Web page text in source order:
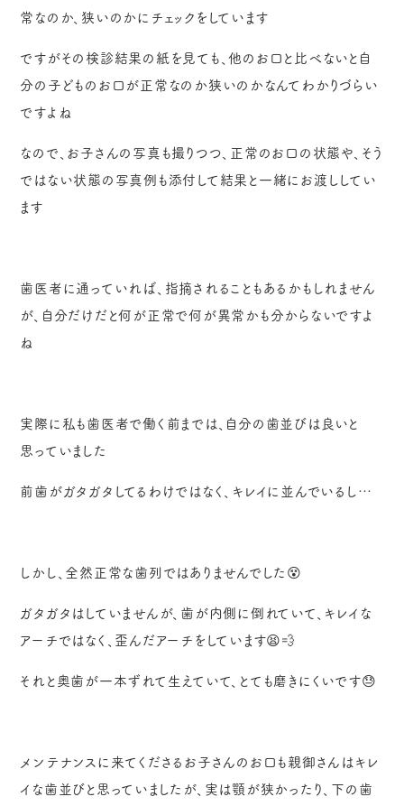
常なのか、狭いのかにチェックをしています
ですがその検診結果の紙を見ても、他のお口と比べないと自
分の子どものお口が正常なのか狭いのかなんてわかりづらい
ですよね
なので、お子さんの写真も撮りつつ、正常のお口の状態や、そう
ではない状態の写真例も添付して結果と一緒にお渡ししてい
ます
歯医者に通っていれば、指摘されることもあるかもしれません
が、自分だけだと何が正常で何が異常かも分からないですよ
ね
実際に私も歯医者で働く前までは、自分の歯並びは良いと
思っていました
前歯がガタガタしてるわけではなく、キレイに並んでいるし…
しかし、全然正常な歯列ではありませんでした😵
ガタガタはしていませんが、歯が内側に倒れていて、キレイな
アーチではなく、歪んだアーチをしています😫💨
それと奥歯が一本ずれて生えていて、とても磨きにくいです😓
メンテナンスに来てくださるお子さんのお口も親御さんはキレ
イな歯並びと思っていましたが、実は顎が狭かったり、下の歯